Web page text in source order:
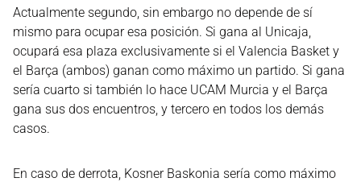
Actualmente segundo, sin embargo no depende de sí
mismo para ocupar esa posición. Si gana al Unicaja,
ocupará esa plaza exclusivamente si el Valencia Basket y
el Barça (ambos) ganan como máximo un partido. Si gana
sería cuarto si también lo hace UCAM Murcia y el Barça
gana sus dos encuentros, y tercero en todos los demás
casos.
En caso de derrota, Kosner Baskonia sería como máximo